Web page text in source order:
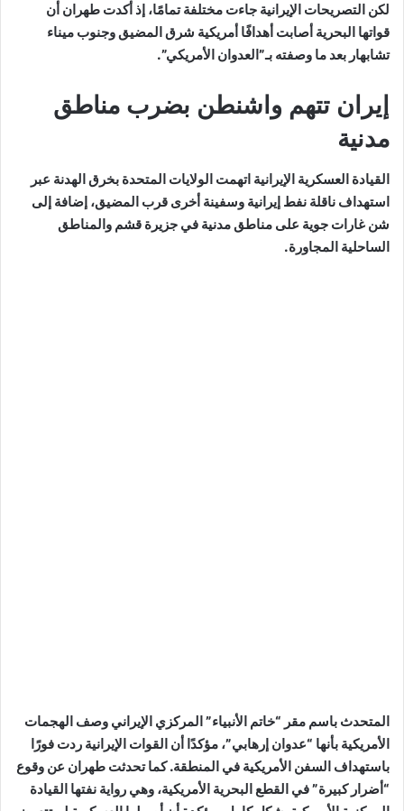
لكن التصريحات الإيرانية جاءت مختلفة تمامًا، إذ أكدت طهران أن
قواتها البحرية أصابت أهدافًا أمريكية شرق المضيق وجنوب ميناء
تشابهار بعد ما وصفته بـ”العدوان الأمريكي”.
إيران تتهم واشنطن بضرب مناطق
مدنية
القيادة العسكرية الإيرانية اتهمت الولايات المتحدة بخرق الهدنة عبر
استهداف ناقلة نفط إيرانية وسفينة أخرى قرب المضيق، إضافة إلى
شن غارات جوية على مناطق مدنية في جزيرة قشم والمناطق
الساحلية المجاورة.
المتحدث باسم مقر “خاتم الأنبياء” المركزي الإيراني وصف الهجمات
الأمريكية بأنها “عدوان إرهابي”، مؤكدًا أن القوات الإيرانية ردت فورًا
باستهداف السفن الأمريكية في المنطقة. كما تحدثت طهران عن وقوع
“أضرار كبيرة” في القطع البحرية الأمريكية، وهي رواية نفتها القيادة